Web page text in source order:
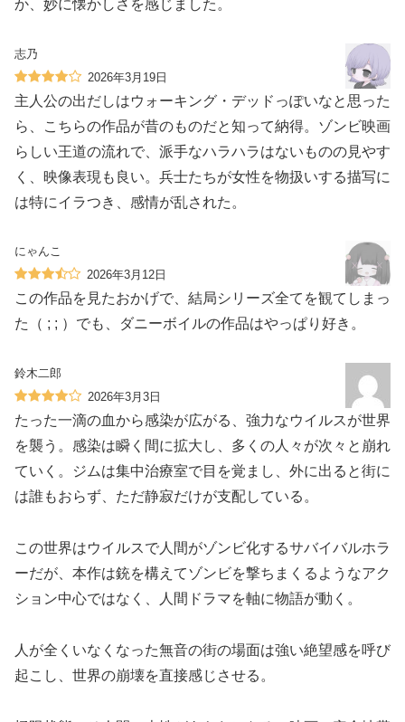
か、妙に懐かしさを感じました。
志乃
2026年3月19日
主人公の出だしはウォーキング・デッドっぽいなと思った
ら、こちらの作品が昔のものだと知って納得。ゾンビ映画
らしい王道の流れで、派手なハラハラはないものの見やす
く、映像表現も良い。兵士たちが女性を物扱いする描写に
は特にイラつき、感情が乱された。
にゃんこ
2026年3月12日
この作品を見たおかげで、結局シリーズ全てを観てしまっ
た（ ; ; ）でも、ダニーボイルの作品はやっぱり好き。
鈴木二郎
2026年3月3日
たった一滴の血から感染が広がる、強力なウイルスが世界
を襲う。感染は瞬く間に拡大し、多くの人々が次々と崩れ
ていく。ジムは集中治療室で目を覚まし、外に出ると街に
は誰もおらず、ただ静寂だけが支配している。
この世界はウイルスで人間がゾンビ化するサバイバルホラ
ーだが、本作は銃を構えてゾンビを撃ちまくるようなアク
ション中心ではなく、人間ドラマを軸に物語が動く。
人が全くいなくなった無音の街の場面は強い絶望感を呼び
起こし、世界の崩壊を直接感じさせる。